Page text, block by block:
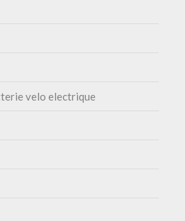
velo electrique